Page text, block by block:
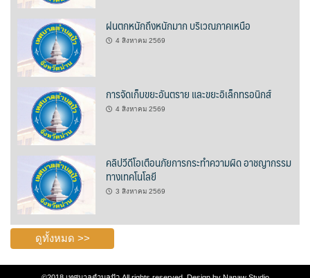
วิดาโฮม
สลีพ&ฟิชชิ่ง
สวัสดีปัวโฮมสเตย์
สุขใจเฮ้าส์
อิงขว้างโฮมสเตย์
อิงดอยปัว
อุ่นไอปัว
อูปแก้วรีสอร์ท
ฮอมฮักแกลเลอรี่
ฝนตกหนักถึงหนักมาก บริเวณภาคเหนือ
4 สิงหาคม 2569
การจัดเก็บขยะอันตราย และขยะอิเล็กทรอนิกส์
4 สิงหาคม 2569
คลิปวีดีโอเตือนภัยการกระทำความผิด อาชญากรรม
ทางเทคโนโลยี
3 สิงหาคม 2569
ดูทั้งหมด >>